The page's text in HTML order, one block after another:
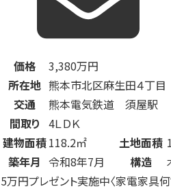
価格
3,380万円
所在地 熊本市北区麻生田４丁目
交通
熊本電気鉄道 須屋駅
間取り 4ＬＤＫ
建物面積118.2㎡ 土地面積
築年月 令和8年7月 構造
5万円プレゼント実施中〈家電家具